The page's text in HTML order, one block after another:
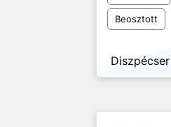
Beosztott
Diszpécser